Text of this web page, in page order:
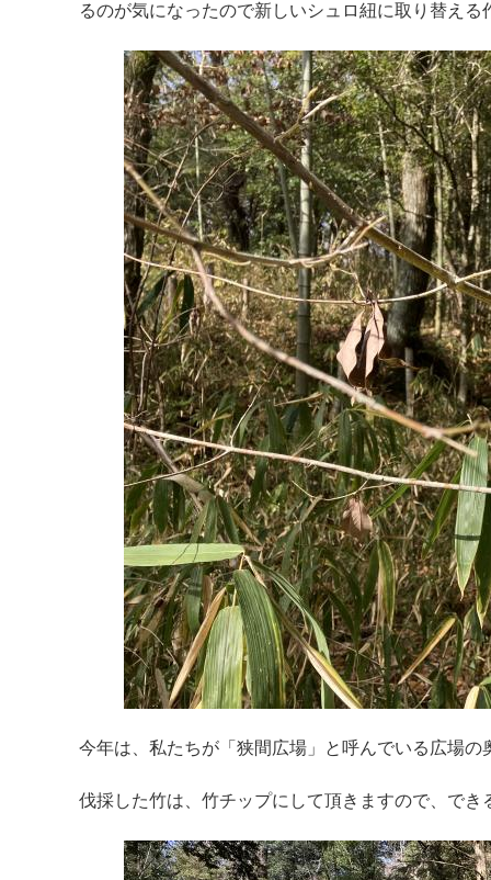
るのが気になったので新しいシュロ紐に取り替える
今年は、私たちが「狭間広場」と呼んでいる広場の
伐採した竹は、竹チップにして頂きますので、でき